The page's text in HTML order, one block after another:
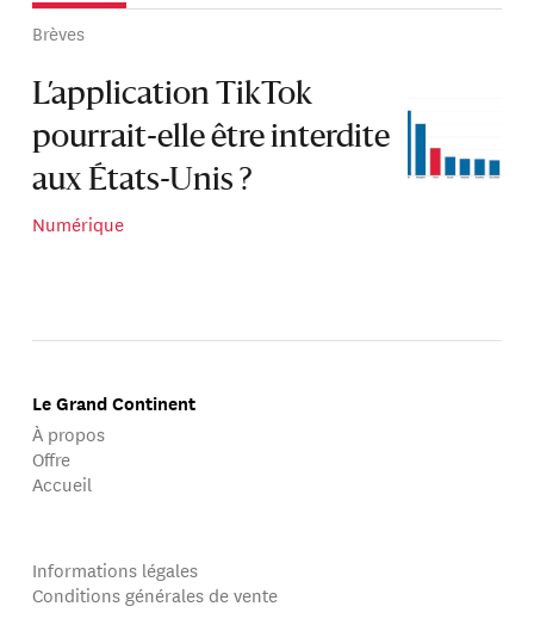
Brèves
L’application TikTok
pourrait-elle être interdite
aux États-Unis ?
Numérique
Le Grand Continent
À propos
Offre
Accueil
Informations légales
Conditions générales de vente